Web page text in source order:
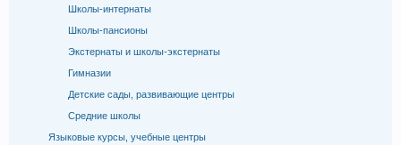
Школы-интернаты
Школы-пансионы
Экстернаты и школы-экстернаты
Гимназии
Детские сады, развивающие центры
Средние школы
Языковые курсы, учебные центры